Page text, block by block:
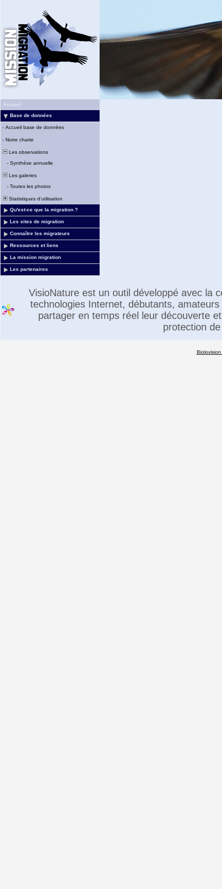
Accueil
Base de données
- Accueil base de données
- Notre charte
Les observations
- Synthèse annuelle
Les galeries
- Toutes les photos
Statistiques d'utilisation
Qu'est-ce que la migration ?
Les sites de migration
Connaître les migrateurs
Ressources et liens
La mission migration
Les partenaires
VisioNature est un outil développé avec la
technologies Internet, débutants,
partager en temps réel leur découverte
protection
Biolovision